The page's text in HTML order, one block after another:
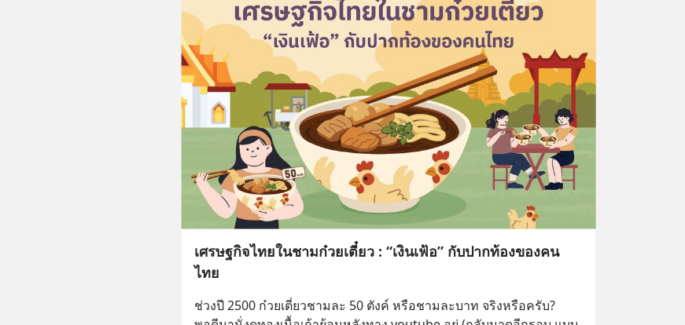
เศรษฐกิจไทยในชามก๋วยเตี๋ยว : “เงินเฟ้อ” กับปากท้องของคน
ไทย
ช่วงปี 2500 ก๋วยเตี่ยวชามละ 50 ตังค์ หรือชามละบาท จริงหรือครับ?